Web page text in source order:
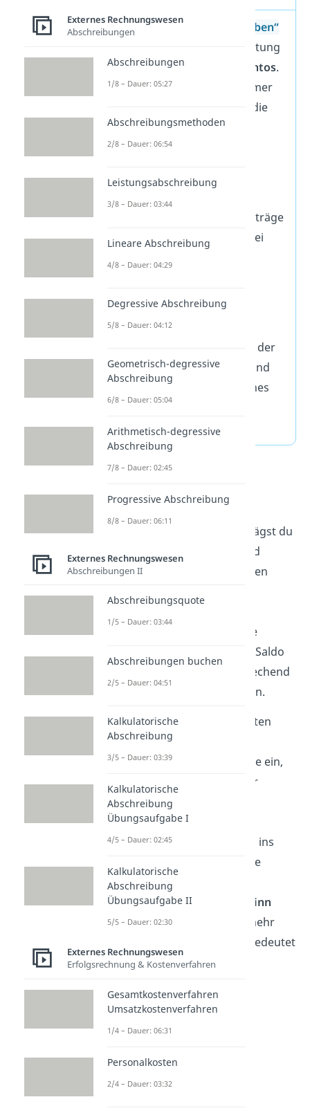
Die Begriffe„Soll“
„Haben“
beschreiben in der Buchhaltung
diebeiden Seiten eines Kontos.
Dabei ist die
immer
(Aktivseite) und die
rechte Seitedas„Haben“
(Passivseite).
Gebucht wird mit dem
Buchungssatz
. Die Summe der Beträge
auf der Soll-Seite muss dabei
Gemäß derdoppelten
Buchführung
Buchung immer einmal auf der
Haben-Seite eines Kontos und
einmal auf der Soll-Seite eines
anderen Kontos gebucht
werden.
Jahresabschluss
überträgst du
die Salden (Differenz Soll- und
Haben-Seite) der Erfolgskonten
Aufwandskonten ist dabei die
Summe aller Soll-Salden. Der Saldo
der Ertragskonten ist entsprechend
die Summe aller Haben-Salden.
DieSaldender Aufwandskonten
trägst du im Gewinn- und
Verlustkonto auf der Soll-Seite ein,
die der Ertragskonten auf der
Haben-Seite. Den Saldo vom
Gewinn- und Verlustkonto
übernimmst du anschließend ins
. Sind deine
Erträge höher als die
Aufwendungen, hast du
Gewinn
gemacht. Hast du dagegen mehr
Aufwendungen als Erträge, bedeutet
dasVerlust.
Externes Rechnungswesen
Abschreibungen
Abschreibungen
1/8 – Dauer: 05:27
Abschreibungsmethoden
2/8 – Dauer: 06:54
Leistungsabschreibung
3/8 – Dauer: 03:44
Lineare Abschreibung
4/8 – Dauer: 04:29
Degressive Abschreibung
5/8 – Dauer: 04:12
Geometrisch-degressive
Abschreibung
6/8 – Dauer: 05:04
Arithmetisch-degressive
Abschreibung
7/8 – Dauer: 02:45
Progressive Abschreibung
8/8 – Dauer: 06:11
Externes Rechnungswesen
Abschreibungen II
Abschreibungsquote
1/5 – Dauer: 03:44
Abschreibungen buchen
2/5 – Dauer: 04:51
Kalkulatorische
Abschreibung
3/5 – Dauer: 03:39
Kalkulatorische
Abschreibung
Übungsaufgabe I
4/5 – Dauer: 02:45
Kalkulatorische
Abschreibung
Übungsaufgabe II
5/5 – Dauer: 02:30
Externes Rechnungswesen
Erfolgsrechnung & Kostenverfahren
Gesamtkostenverfahren
Umsatzkostenverfahren
1/4 – Dauer: 06:31
Personalkosten
2/4 – Dauer: 03:32